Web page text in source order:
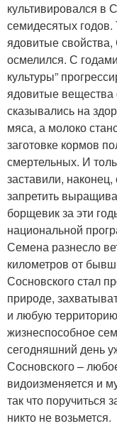
культивировался в
семидесятых годов.
ядовитые
осмелился. С
культуры”
ядовитые
сказывались на
мяса, а молоко
заготовке кормов
смертельных. И
заставили,
запретить
борщевик за эти
национальной
Семена разнесло
километров от
Сосновского стал
природе,
и любую
жизнеспособное
сегодняшний день
Сосновского –
видоизменяется и
так что поручиться
никто не возьмется.